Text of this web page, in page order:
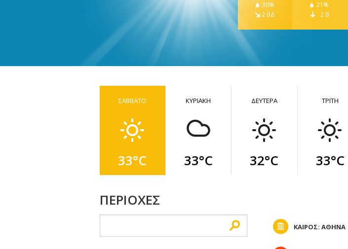
21%
2 Β
30%
2 ΒΔ
ΣΑΒΒΑΤΟ
33°C
ΚΥΡΙΑΚΗ
33°C
ΔΕΥΤΕΡΑ
32°C
ΤΡΙΤΗ
33°C
ΠΕΡΙΟΧΕΣ
ΚΑΙΡΟΣ: ΑΘΗΝΑ